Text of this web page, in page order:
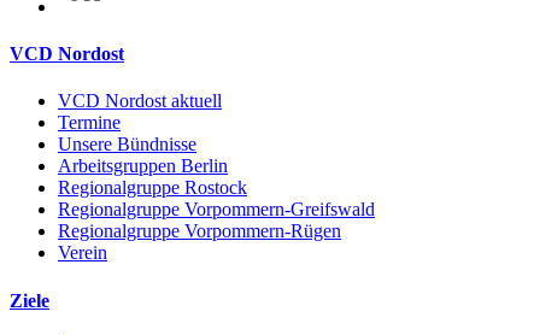
VCD Nordost
VCD Nordost aktuell
Termine
Unsere Bündnisse
Arbeitsgruppen Berlin
Regionalgruppe Rostock
Regionalgruppe Vorpommern-Greifswald
Regionalgruppe Vorpommern-Rügen
Verein
Ziele